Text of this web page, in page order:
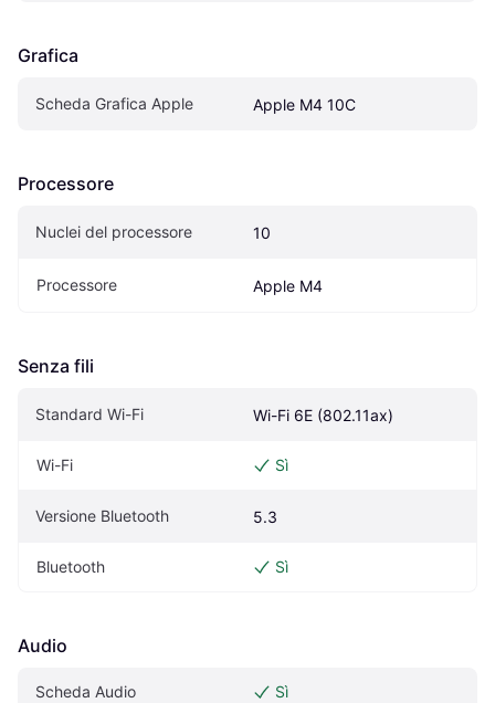
Grafica
Scheda Grafica Apple Apple M4 10C
Processore
Nuclei del processore 10
Processore Apple M4
Senza fili
Standard Wi-Fi Wi-Fi 6E (802.11ax)
Wi-Fi Sì
Versione Bluetooth 5.3
Bluetooth Sì
Audio
Scheda Audio Sì